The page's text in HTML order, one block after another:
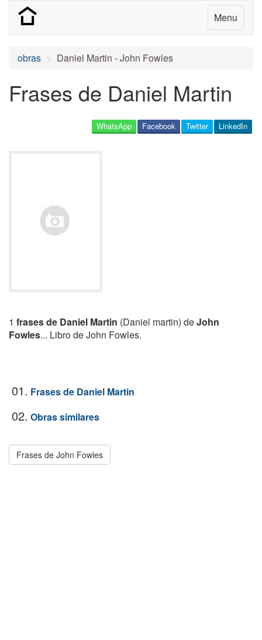
Menu
obras Daniel Martin - John Fowles
Frases de Daniel Martin
LinkedIn
Twitter
Facebook
WhatsApp
1 frases de Daniel Martin (Daniel martin) deJohn
Fowles... Libro de John Fowles.
01. Frases de Daniel Martin
02. Obras similares
Frases de John Fowles